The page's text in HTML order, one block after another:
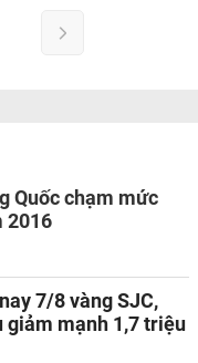
Quốc chạm mức
2016
7/8 vàng SJC,
giảm mạnh 1,7 triệu